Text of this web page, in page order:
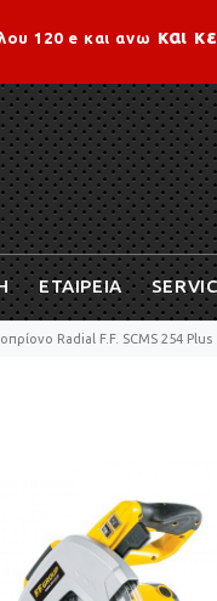
120 e και ανω και
ΕΤΑΙΡΕΙΑ
Radial F.F. SCMS 254 Plus